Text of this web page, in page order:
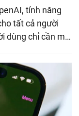
tính năng
tất cả người
dùng chỉ cần m…